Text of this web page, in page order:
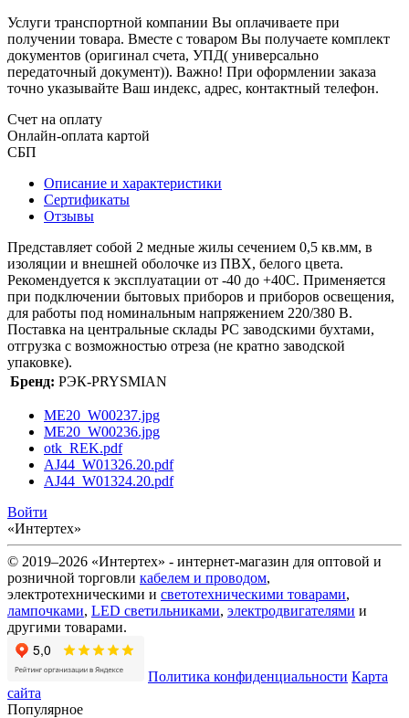
Услуги транспортной компании Вы оплачиваете при
получении товара. Вместе с товаром Вы получаете комплект
документов (оригинал счета, УПД( универсально
передаточный документ)). Важно! При оформлении заказа
точно указывайте Ваш индекс, адрес, контактный телефон.
Счет на оплату
Онлайн-оплата картой
СБП
Описание и характеристики
Сертификаты
Отзывы
Представляет собой 2 медные жилы сечением 0,5 кв.мм, в
изоляции и внешней оболочке из ПВХ, белого цвета.
Рекомендуется к эксплуатации от -40 до +40С. Применяется
при подключении бытовых приборов и приборов освещения,
для работы под номинальным напряжением 220/380 В.
Поставка на центральные склады РС заводскими бухтами,
отгрузка с возможностью отреза (не кратно заводской
упаковке).
Бренд: РЭК-PRYSMIAN
ME20_W00237.jpg
ME20_W00236.jpg
otk_REK.pdf
AJ44_W01326.20.pdf
AJ44_W01324.20.pdf
Войти
«Интертех»
© 2019–2026 «Интертех» - интернет-магазин для оптовой и
розничной торговли кабелем и проводом,
электротехническими и светотехническими товарами,
лампочками, LED светильниками, электродвигателями и
другими товарами.
Политика конфиденциальности Карта
сайта
Популярное